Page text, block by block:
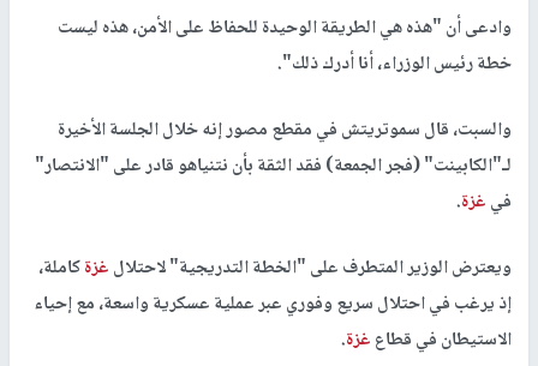
وادعى أن "هذه هي الطريقة الوحيدة للحفاظ على الأمن، هذه ليست
خطة رئيس الوزراء، أنا أدرك ذلك".
والسبت، قال سموتريتش في مقطع مصور إنه خلال الجلسة الأخيرة
لـ"الكابينت" (فجر الجمعة) فقد الثقة بأن نتنياهو قادر على "الانتصار"
فيغزة.
ويعترض الوزير المتطرف على "الخطة التدريجية" لاحتلالغزةكاملة،
إذ يرغب في احتلال سريع وفوري عبر عملية عسكرية واسعة، مع إحياء
الاستيطان في قطاعغزة.